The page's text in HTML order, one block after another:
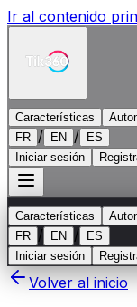
Ir al contenido
Características
FR / EN /
ES
Iniciar sesión
Características
FR / EN /
ES
Iniciar sesión
Volver al inicio